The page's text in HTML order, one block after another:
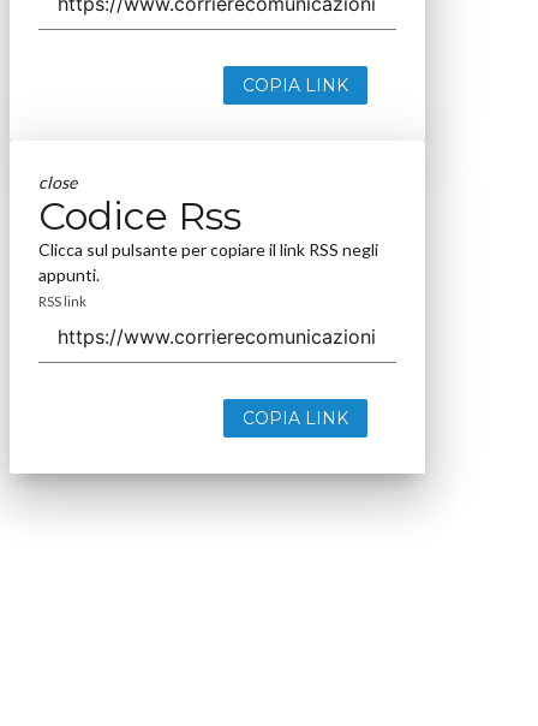
COPIA LINK
close
Codice Rss
Clicca sul pulsante per copiare il link RSS negli
appunti.
RSS link
COPIA LINK